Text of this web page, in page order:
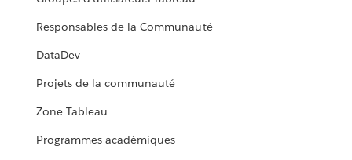
Responsables de la Communauté
DataDev
Projets de la communauté
Zone Tableau
Programmes académiques